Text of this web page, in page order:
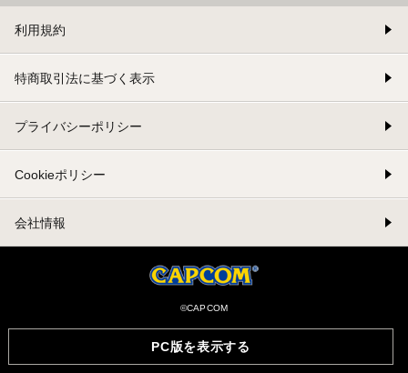
PC版を表示する
利用規約
特商取引法に基づく表示
プライバシーポリシー
Cookieポリシー
会社情報
©CAPCOM